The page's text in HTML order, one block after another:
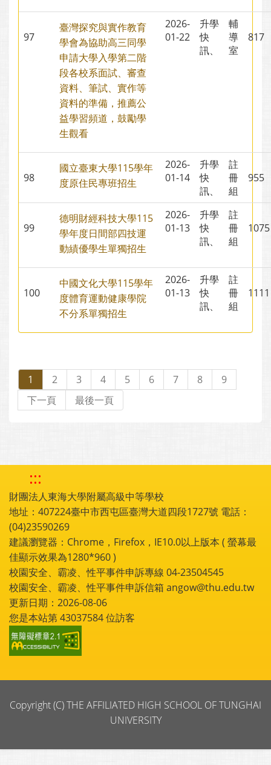
97
臺灣探究與實作教育
學會為協助高三同學
申請大學入學第二階
段各校系面試、審查
資料、筆試、實作等
資料的準備，推薦公
益學習頻道，鼓勵學
生觀看
2026-
01-22
升學
快
訊、
輔
導
室
98
國立臺東大學115學年
度原住民專班招生
2026-
01-14
升學
快
訊、
註
冊
組
99
德明財經科技大學115
學年度日間部四技運
動績優學生單獨招生
2026-
01-13
升學
快
訊、
註
冊
組
100
中國文化大學115學年
度體育運動健康學院
不分系單獨招生
2026-
01-13
升學
快
訊、
註
冊
組
1 2 3 4 5 6 7 8
9
下一頁
最後一頁
:::
財團法人東海大學附屬高級中等學校
地址：407224臺中市西屯區臺灣大道四段1727號 電話：
(04)23590269
建議瀏覽器：Chrome，Firefox，IE10.0以上版本 ( 螢幕最
佳顯示效果為1280*960 )
校園安全、霸凌、性平事件申訴專線 04-23504545
校園安全、霸凌、性平事件申訴信箱 angow@thu.edu.tw
更新日期：2026-08-06
您是本站第43037584位訪客
Copyright (C) THE AFFILIATED HIGH SCHOOL OF TUNGHAI
UNIVERSITY